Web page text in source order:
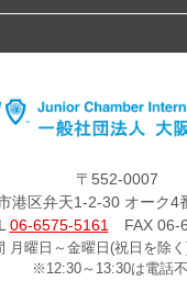
〒552-0007
港区弁天1-2-30 オーク4
06-6575-5161 FAX 06-
月曜日～金曜日(祝日を除
※12:30～13:30は電話